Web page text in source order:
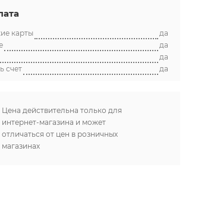
карты
да
да
да
счет
да
Цена действительна только для
интернет-магазина и может
отличаться от цен в розничных
магазинах